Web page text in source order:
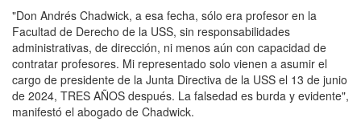
"Don Andrés Chadwick, a esa fecha, sólo era profesor en la
Facultad de Derecho de la USS, sin responsabilidades
administrativas, de dirección, ni menos aún con capacidad de
contratar profesores. Mi representado solo vienen a asumir el
cargo de presidente de la Junta Directiva de la USS el 13 de junio
de 2024, TRES AÑOS después. La falsedad es burda y evidente",
manifestó el abogado de Chadwick.